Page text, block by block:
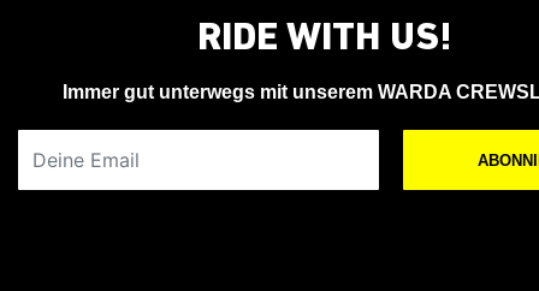
RIDE WITH US!
Immer gut unterwegs mit unserem WARDA